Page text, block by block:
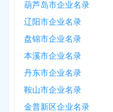
葫芦岛市企业名录
辽阳市企业名录
盘锦市企业名录
本溪市企业名录
丹东市企业名录
鞍山市企业名录
金普新区企业名录